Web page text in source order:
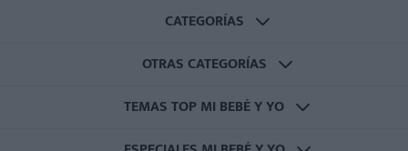
CATEGORÍAS
OTRAS CATEGORÍAS
TEMAS TOP MI BEBÉ Y YO